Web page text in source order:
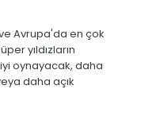
Avrupa'da en çok
yıldızların
oynayacak, daha
daha açık